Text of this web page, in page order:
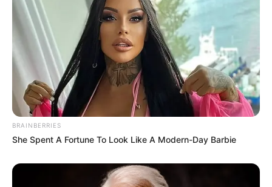
BRAINBERRIES
She Spent A Fortune To Look Like A Modern-Day Barbie